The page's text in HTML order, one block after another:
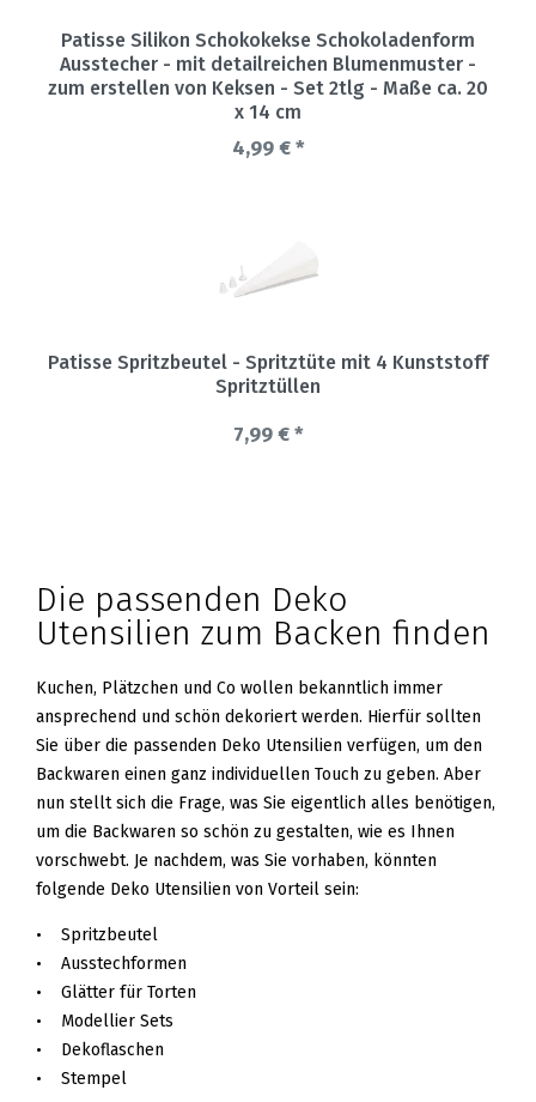
Patisse Silikon Schokokekse Schokoladenform
Ausstecher - mit detailreichen Blumenmuster -
zum erstellen von Keksen - Set 2tlg - Maße ca. 20
x 14 cm
4,99 € *
Patisse Spritzbeutel - Spritztüte mit 4 Kunststoff
Spritztüllen
7,99 € *
Die passenden Deko
Utensilien zum Backen finden
Kuchen, Plätzchen und Co wollen bekanntlich immer
ansprechend und schön dekoriert werden. Hierfür sollten
Sie über die passenden Deko Utensilien verfügen, um den
Backwaren einen ganz individuellen Touch zu geben. Aber
nun stellt sich die Frage, was Sie eigentlich alles benötigen,
um die Backwaren so schön zu gestalten, wie es Ihnen
vorschwebt. Je nachdem, was Sie vorhaben, könnten
folgende Deko Utensilien von Vorteil sein:
• Spritzbeutel
• Ausstechformen
• Glätter für Torten
• Modellier Sets
• Dekoflaschen
• Stempel